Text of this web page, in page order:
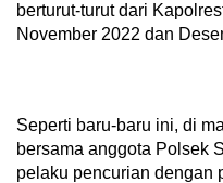
berturut-turut dari
November 2022 dan
Seperti baru-baru ini, di
bersama anggota Polsek
pelaku pencurian dengan